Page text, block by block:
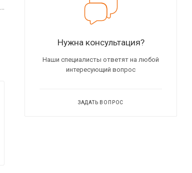
Нужна консультация?
Наши специалисты ответят на любой
интересующий вопрос
ЗАДАТЬ ВОПРОС